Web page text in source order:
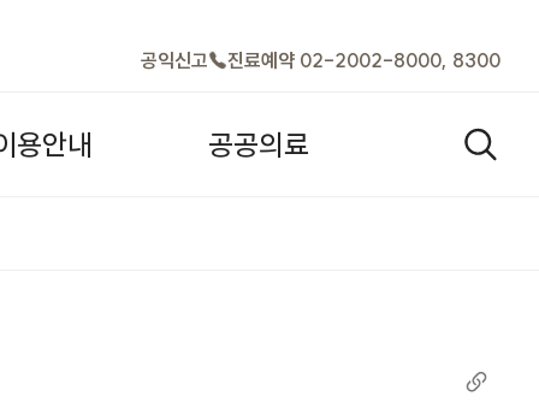
바로가기
공익신고 진료예약 02-2002-8000, 8300
용안내 공공의료 검색열기